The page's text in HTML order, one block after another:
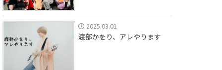
2025.03.01
渡部かをり、アレやります